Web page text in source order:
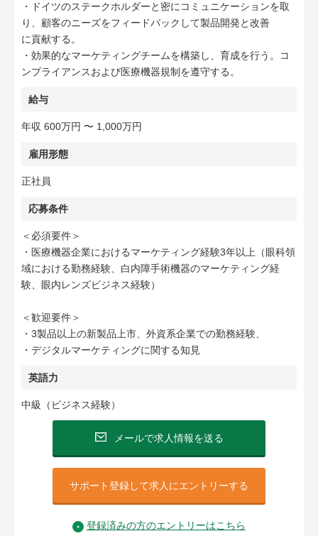
・ドイツのステークホルダーと密にコミュニケーションを取
り、顧客のニーズをフィードバックして製品開発と改善
に貢献する。
・効果的なマーケティングチームを構築し、育成を行う。コ
ンプライアンスおよび医療機器規制を遵守する。
給与
年収 600万円 〜 1,000万円
雇用形態
正社員
応募条件
＜必須要件＞
・医療機器企業におけるマーケティング経験3年以上（眼科領
域における勤務経験、白内障手術機器のマーケティング経
験、眼内レンズビジネス経験）
＜歓迎要件＞
・3製品以上の新製品上市、外資系企業での勤務経験、
・デジタルマーケティングに関する知見
英語力
中級（ビジネス経験）
メールで求人情報を送る
サポート登録して求人にエントリーする
登録済みの方のエントリーはこちら